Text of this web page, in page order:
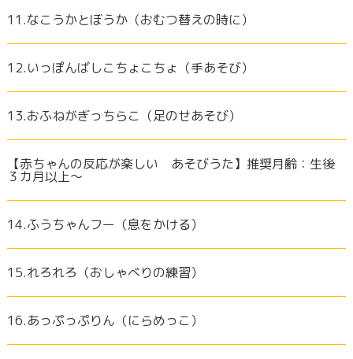
11.なこうかとぼうか（おむつ替えの時に）
12.いっぽんばしこちょこちょ（手あそび）
13.おふねがぎっちらこ（足のせあそび）
【赤ちゃんの反応が楽しい あそびうた】推奨月齢：生後
３カ月以上～
14.ふうちゃんフー（息をかける）
15.れろれろ（おしゃべりの練習）
16.あっぷっぷりん（にらめっこ）